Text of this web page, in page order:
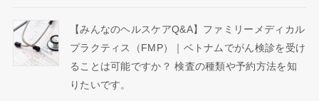
【みんなのヘルスケアQ&A】ファミリーメディカル
プラクティス（FMP）｜ベトナムでがん検診を受け
ることは可能ですか？ 検査の種類や予約方法を知
りたいです。